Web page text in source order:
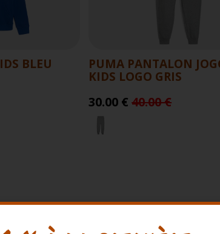
BLEU
PUMA PANTALON
KIDS LOGO GRIS
30.00 € 40.00 €